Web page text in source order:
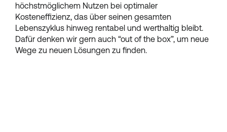
höchstmöglichem Nutzen bei optimaler
Kosteneffizienz, das über seinen gesamten
Lebenszyklus hinweg rentabel und werthaltig bleibt.
Dafür denken wir gern auch “out of the box”, um neue
Wege zu neuen Lösungen zu finden.